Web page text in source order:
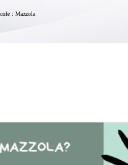
: Mazzola